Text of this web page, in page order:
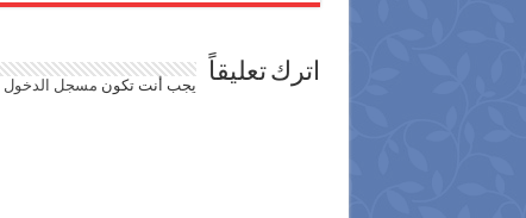
اترك تعليقاً يجب أنت تكون مسجل الدخول